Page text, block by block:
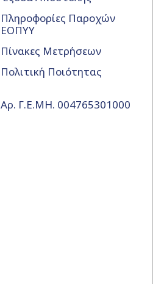
Πληροφορίες Παροχών
ΕΟΠΥΥ
Πίνακες Μετρήσεων
Πολιτική Ποιότητας
Αρ. Γ.Ε.ΜΗ. 004765301000